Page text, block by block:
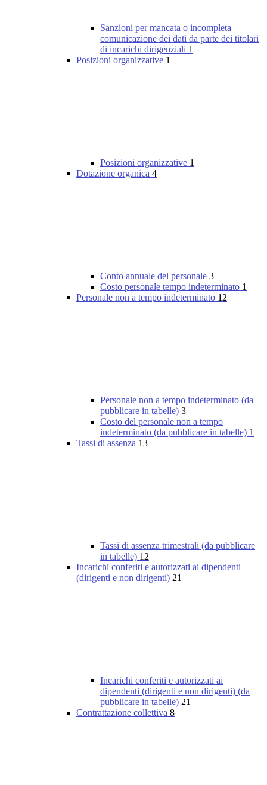
Sanzioni per mancata o incompleta
comunicazione dei dati da parte dei titolari
di incarichi dirigenziali 1
Posizioni organizzative 1
Posizioni organizzative 1
Dotazione organica 4
Conto annuale del personale 3
Costo personale tempo indeterminato 1
Personale non a tempo indeterminato 12
Personale non a tempo indeterminato (da
pubblicare in tabelle) 3
Costo del personale non a tempo
indeterminato (da pubblicare in tabelle) 1
Tassi di assenza 13
Tassi di assenza trimestrali (da pubblicare
in tabelle) 12
Incarichi conferiti e autorizzati ai dipendenti
(dirigenti e non dirigenti) 21
Incarichi conferiti e autorizzati ai
dipendenti (dirigenti e non dirigenti) (da
pubblicare in tabelle) 21
Contrattazione collettiva 8